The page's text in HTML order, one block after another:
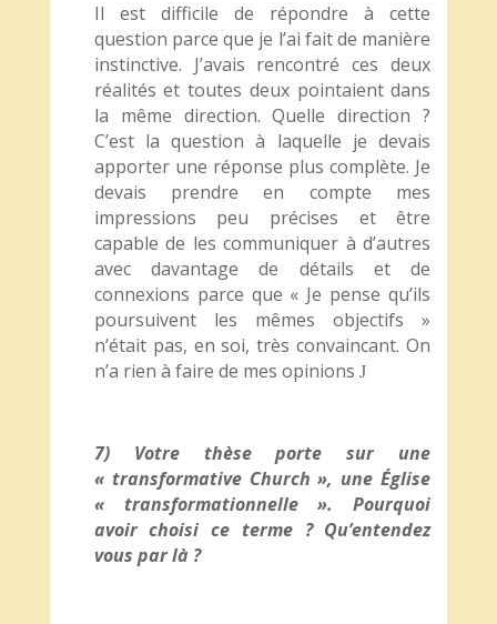
Il est difficile de répondre à cette
question parce que je l’ai fait de manière
instinctive. J’avais rencontré ces deux
réalités et toutes deux pointaient dans
la même direction. Quelle direction ?
C’est la question à laquelle je devais
apporter une réponse plus complète. Je
devais prendre en compte mes
impressions peu précises et être
capable de les communiquer à d’autres
avec davantage de détails et de
connexions parce que « Je pense qu’ils
poursuivent les mêmes objectifs »
n’était pas, en soi, très convaincant. On
n’a rien à faire de mes opinions J
7) Votre thèse porte sur une
« transformative Church », une Église
« transformationnelle ». Pourquoi
avoir choisi ce terme ? Qu’entendez
vous par là ?